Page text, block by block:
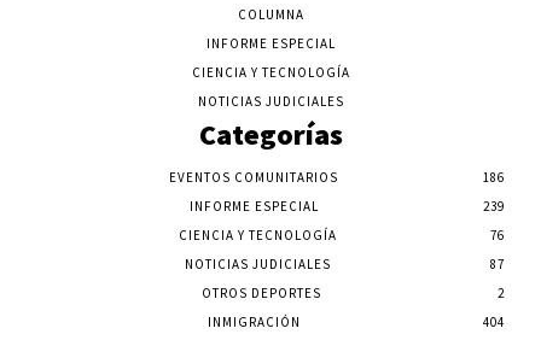
COLUMNA
INFORME ESPECIAL
CIENCIA Y TECNOLOGÍA
NOTICIAS JUDICIALES
Categorías
EVENTOS COMUNITARIOS
186
INFORME ESPECIAL
239
CIENCIA Y TECNOLOGÍA
76
NOTICIAS JUDICIALES
87
OTROS DEPORTES
2
INMIGRACIÓN
404